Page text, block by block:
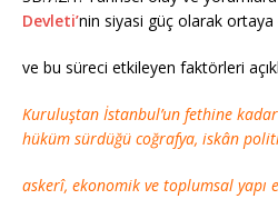
Devleti’nin siyasi güç olarak ortaya
ve bu süreci etkileyen faktörleri
Kuruluştan İstanbul’un fethine
hüküm sürdüğü coğrafya, iskân
askerî, ekonomik ve toplumsal yapı